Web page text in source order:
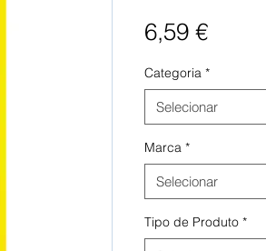
6,59 €Preço
Categoria *
Selecionar
Marca *
Selecionar
Tipo de Produto *